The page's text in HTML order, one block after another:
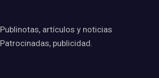
Publinotas, artículos y noticias
Patrocinadas, publicidad.